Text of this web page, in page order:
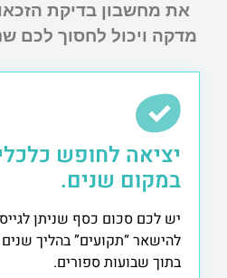
את מחשבון בדיקת
מדקה ויכול לחסוך לכם
יציאה לחופש
במקום שנים.
יש לכם סכום כסף שניתן
להישאר “תקועים” בהליך שנים
בתוך שבועות ספורים.